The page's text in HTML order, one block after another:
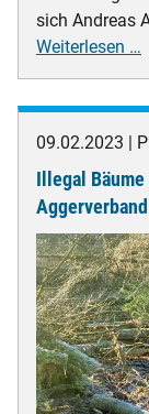
sich Andreas
Weiterlesen …
09.02.2023
Illegal